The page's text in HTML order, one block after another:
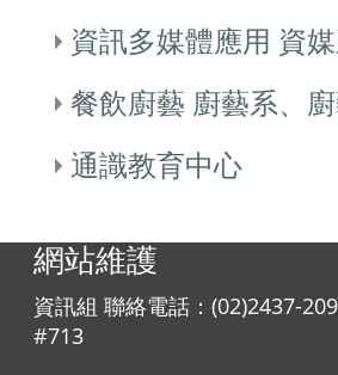
資訊多媒體應用 資
餐飲廚藝 廚藝系、
通識教育中心
網站維護
資訊組 聯絡電話：(02)2437-
#713